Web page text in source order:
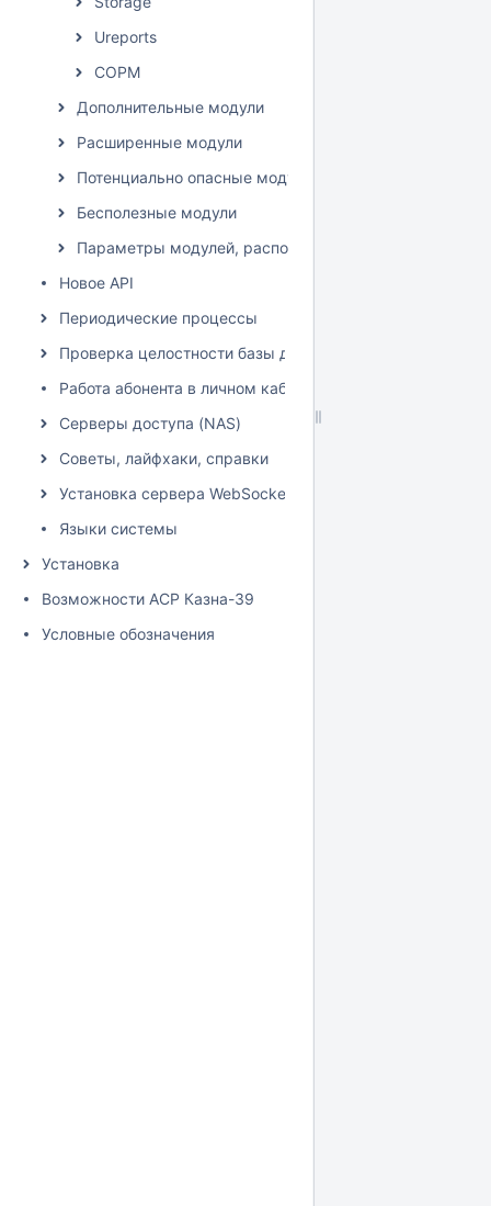
Ureports
СОРМ
Дополнительные модули
Расширенные модули
Потенциально опасные модули
Бесполезные модули
Параметры модулей, расположение влияет на
Новое API
Периодические процессы
Проверка целостности базы данных
Работа абонента в личном кабинете
Серверы доступа (NAS)
Советы, лайфхаки, справки
Установка сервера WebSocket
Языки системы
Установка
Возможности АСР Казна-39
Условные обозначения